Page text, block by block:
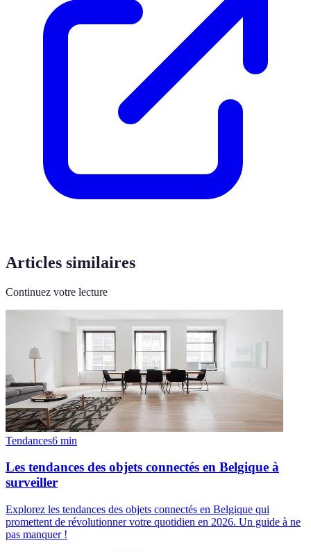
Articles similaires
Continuez votre lecture
Tendances6 min
Les tendances des objets connectés en Belgique à
surveiller
Explorez les tendances des objets connectés en Belgique qui
promettent de révolutionner votre quotidien en 2026. Un guide à ne
pas manquer !